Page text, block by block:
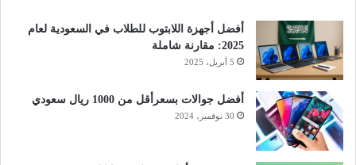
أفضل أجهزة اللابتوب للطلاب في السعودية لعام
2025: مقارنة شاملة
5 أبريل، 2025
أفضل جوالات بسعرأقل من 1000 ريال سعودي
30 نوفمبر، 2024